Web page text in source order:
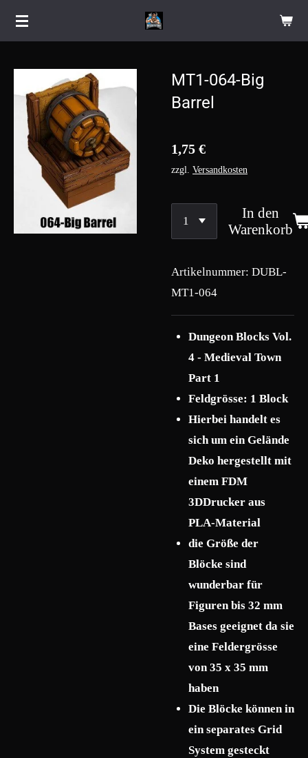
Zum
MT1-064-Big
Barrel
1,75 €
zzgl. Versandkosten
In den
Warenkorb
Artikelnummer: DUBL-
MT1-064
Dungeon Blocks Vol.
4 - Medieval Town
Part 1
Feldgrösse: 1 Block
Hierbei handelt es
sich um ein Gelände
Deko hergestellt mit
einem FDM
3DDrucker aus
PLA-Material
die Größe der
Blöcke sind
wunderbar für
Figuren bis 32 mm
Bases geeignet da sie
eine Feldergrösse
von 35 x 35 mm
haben
Die Blöcke können in
ein separates Grid
System gesteckt